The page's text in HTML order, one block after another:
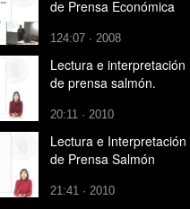
de Prensa Económica
124:07 · 2008
Lectura e interpretación
de prensa salmón.
20:11 · 2010
Lectura e Interpretación
de Prensa Salmón
21:41 · 2010